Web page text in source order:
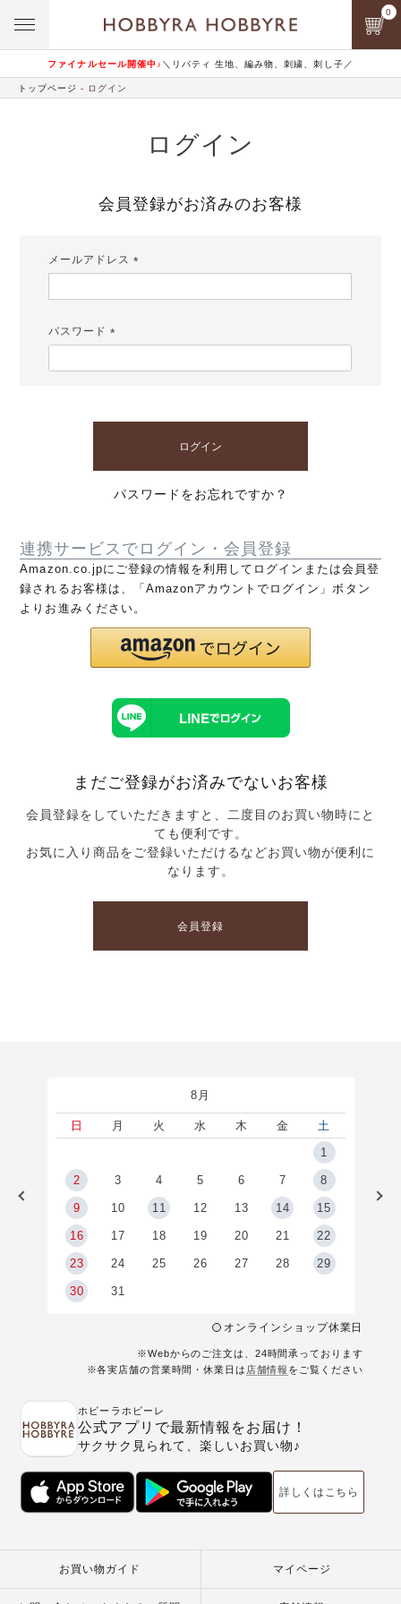
ファイナルセール開催中♪ ＼リバティ 生地、編み物、刺繍、刺し子／
0
トップページ ログイン
ログイン
会員登録がお済みのお客様
メールアドレス
パスワード
ログイン
パスワードをお忘れですか？
連携サービスでログイン・会員登録
Amazon.co.jpにご登録の情報を利用してログインまたは会員登
録されるお客様は、「Amazonアカウントでログイン」ボタン
よりお進みください。
まだご登録がお済みでないお客様
会員登録をしていただきますと、二度目のお買い物時にと
ても便利です。
お気に入り商品をご登録いただけるなどお買い物が便利に
なります。
会員登録
8月
日 月 火 水 木 金
土
1
2 3 4 5 6 7 8
9 10 11 12 13 14 15
16 17 18 19 20 21 22
23 24 25 26 27 28 29
30 31
オンラインショップ休業日
※Webからのご注文は、24時間承っております
※各実店舗の営業時間・休業日は 店舗情報 をご覧ください
ホビーラホビーレ
公式アプリで最新情報をお届け！
サクサク見られて、楽しいお買い物♪
詳しくはこちら
お買い物ガイド マイページ